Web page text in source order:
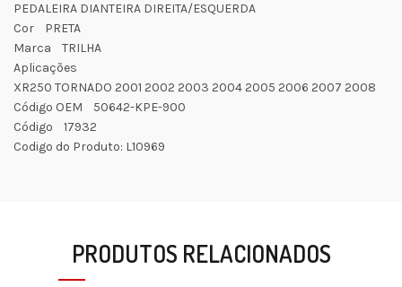
PEDALEIRA DIANTEIRA DIREITA/ESQUERDA
Cor PRETA
Marca TRILHA
Aplicações
XR250 TORNADO 2001 2002 2003 2004 2005 2006 2007 2008
Código OEM 50642-KPE-900
Código 17932
Codigo do Produto: L10969
PRODUTOS RELACIONADOS